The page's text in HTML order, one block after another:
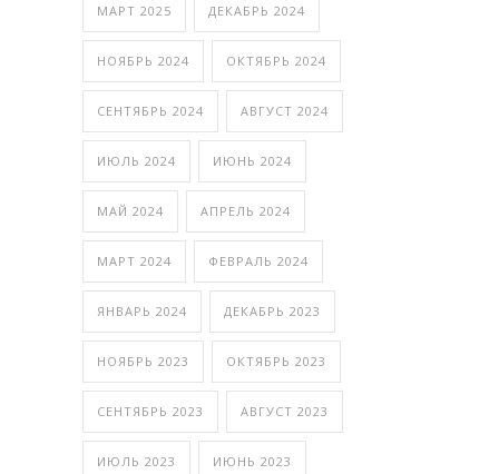
МАРТ 2025 ДЕКАБРЬ 2024
НОЯБРЬ 2024 ОКТЯБРЬ 2024
СЕНТЯБРЬ 2024 АВГУСТ 2024
ИЮЛЬ 2024 ИЮНЬ 2024
МАЙ 2024 АПРЕЛЬ 2024
МАРТ 2024 ФЕВРАЛЬ 2024
ЯНВАРЬ 2024 ДЕКАБРЬ 2023
НОЯБРЬ 2023 ОКТЯБРЬ 2023
СЕНТЯБРЬ 2023 АВГУСТ 2023
ИЮЛЬ 2023 ИЮНЬ 2023